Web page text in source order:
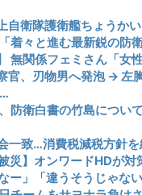
自衛隊護衛艦ちょうか
着々と進む最新鋭の防衛
無関係フェミさん「女
官、刃物男へ発泡 →
防衛白書の竹島につい
一致…消費税減税方針
災】オンワードHDが
ー」「違うそうじゃない